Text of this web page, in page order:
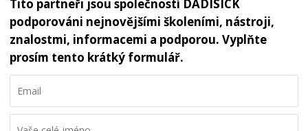
Tito partneři jsou společností DADISICK
podporováni nejnovějšími školeními, nástroji,
znalostmi, informacemi a podporou. Vyplňte
prosím tento krátký formulář.